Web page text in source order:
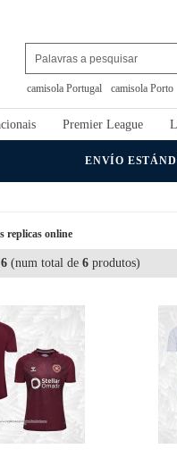
camisola Portugal camisola Porto
Premier League
ENVÍO
replicas online
6 (num total de 6 produtos)